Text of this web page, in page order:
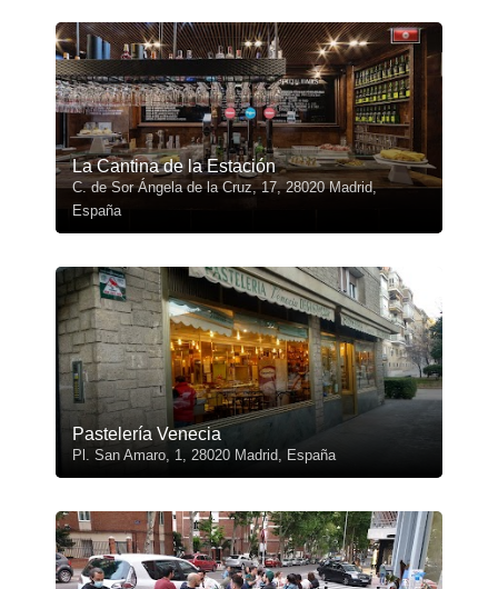
La Cantina de la Estación
C. de Sor Ángela de la Cruz, 17, 28020 Madrid,
España
Pastelería Venecia
Pl. San Amaro, 1, 28020 Madrid, España